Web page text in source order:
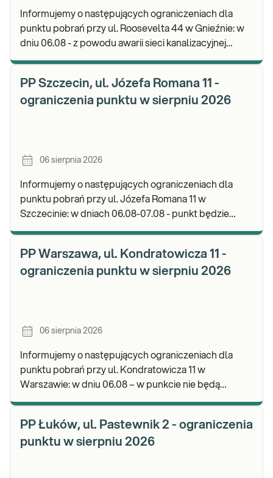
Informujemy o następujących ograniczeniach dla
punktu pobrań przy ul. Roosevelta 44 w Gnieźnie: w
dniu 06.08 - z powodu awarii sieci kanalizacyjnej
PP Szczecin, ul. Józefa Romana 11 -
ograniczenia punktu w sierpniu 2026
06 sierpnia 2026
Informujemy o następujących ograniczeniach dla
punktu pobrań przy ul. Józefa Romana 11 w
Szczecinie: w dniach 06.08-07.08 - punkt będzie
PP Warszawa, ul. Kondratowicza 11 -
ograniczenia punktu w sierpniu 2026
06 sierpnia 2026
Informujemy o następujących ograniczeniach dla
punktu pobrań przy ul. Kondratowicza 11 w
Warszawie: w dniu 06.08 – w punkcie nie będą
PP Łuków, ul. Pastewnik 2 - ograniczenia
punktu w sierpniu 2026